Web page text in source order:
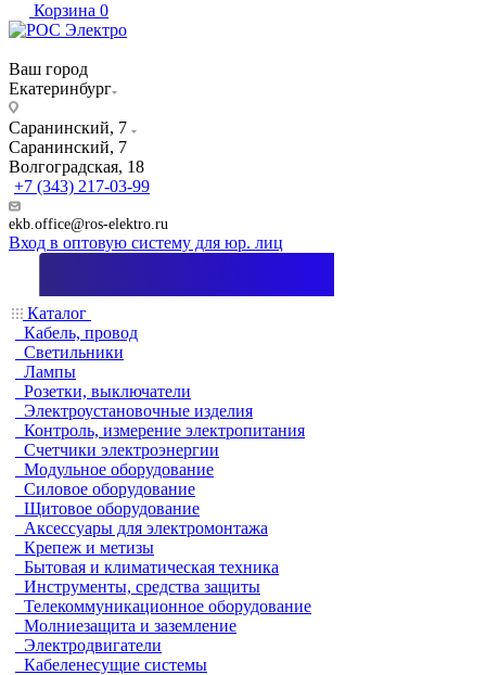
Корзина 0
Ваш город
Екатеринбург
Саранинский, 7
Саранинский, 7
Волгоградская, 18
+7 (343) 217-03-99
ekb.office@ros-elektro.ru
Вход в оптовую систему для юр. лиц
Каталог
Кабель, провод
Светильники
Лампы
Розетки, выключатели
Электроустановочные изделия
Контроль, измерение электропитания
Счетчики электроэнергии
Модульное оборудование
Силовое оборудование
Щитовое оборудование
Аксессуары для электромонтажа
Крепеж и метизы
Бытовая и климатическая техника
Инструменты, средства защиты
Телекоммуникационное оборудование
Молниезащита и заземление
Электродвигатели
Кабеленесущие системы